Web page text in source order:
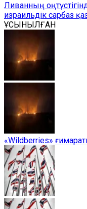
Ливанның
израильдік сарбаз
ҰСЫНЫЛҒАН
«Wildberries»